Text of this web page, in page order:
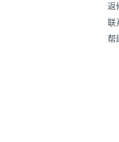
返
联
帮